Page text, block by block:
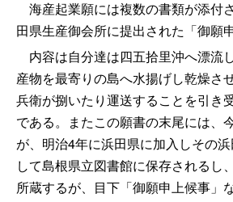
海産起業願には複数の書類が添付
田県生産御会所に提出された「御願
内容は自分達は四五拾里沖へ漂流
産物を最寄りの島へ水揚げし乾燥さ
兵衛が捌いたり運送することを引き
である。またこの願書の末尾には、
が、明治4年に浜田県に加入しその
して島根県立図書館に保存される
所蔵するが、目下「御願申上候事」